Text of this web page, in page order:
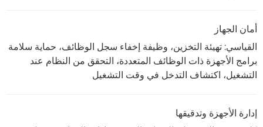
أمان الجهاز
القياسي: تهيئة التخزين، وظيفة إخفاء سجل الوظائف، حماية سلامة
برامج الأجهزة ذات الوظائف المتعددة، التحقق من النظام عند
التشغيل، اكتشاف التدخل في وقت التشغيل
إدارة الأجهزة وتدقيقها